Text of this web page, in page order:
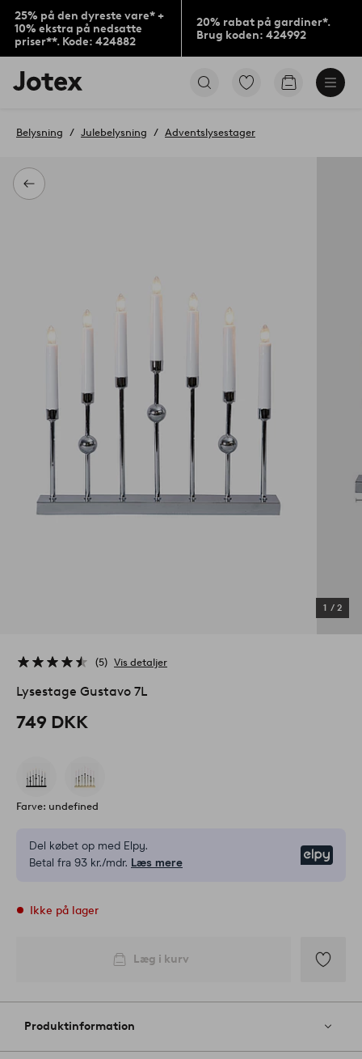
25% på den dyreste vare* +
10% ekstra på nedsatte
priser**. Kode: 424882
20% rabat på gardiner*.
Brug koden: 424992
Jotex
logo
til
Gå
produkter
Gå
Tilbage
Belysning Julebelysning Adventslysestager
1 / 2
5 Vis detaljer
Lysestage Gustavo 7L
749 DKK
Farve: undefined
Del købet op med Elpy.
Betal fra 93 kr./mdr. Læs mere
Ikke på lager
Læg i kurv
til
Produktinformation